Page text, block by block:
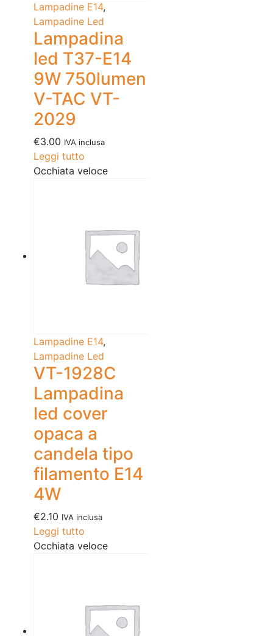
Lampadine E14,
Lampadine Led
Lampadina
led T37-E14
9W 750lumen
V-TAC VT-
2029
€3.00 IVA inclusa
Leggi tutto
Occhiata veloce
Lampadine E14,
Lampadine Led
VT-1928C
Lampadina
led cover
opaca a
candela tipo
filamento E14
4W
€2.10 IVA inclusa
Leggi tutto
Occhiata veloce